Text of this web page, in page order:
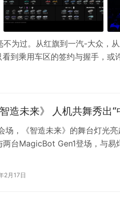
为过。从红旗到一汽-大众，
到乘用车区的签约与握手，或
届车展唯一将商用车搬上乘用
造未来》 人机共舞秀出“
场，《智造未来》的舞台灯光
台MagicBot Gen1登场，与易
民级舞台，通过一场高密度表
2月17日